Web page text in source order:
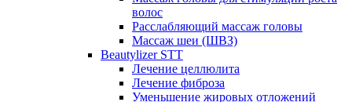
волос
Расслабляющий массаж головы
Массаж шеи (ШВЗ)
Beautylizer STT
Лечение целлюлита
Лечение фиброза
Уменьшение жировых отложений